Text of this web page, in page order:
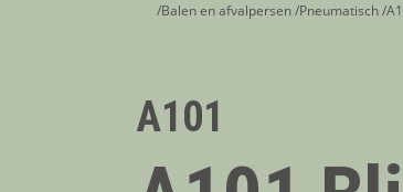
/Balen en afvalpersen/Pneumatisch/
A101